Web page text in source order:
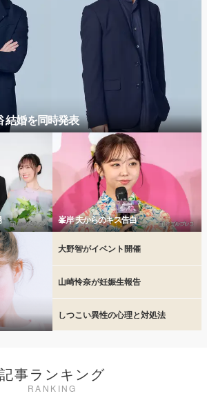
結婚を同時発表
峯岸 夫からのキス告白
大野智がイベント開催
山崎怜奈が妊娠生報告
しつこい異性の心理と対処法
記事ランキング
RANKING